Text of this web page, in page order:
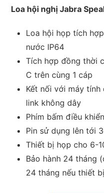
Loa hội nghị Jabra
Loa hội họp tích
nước IP64
Tích hợp đồng thời
C trên cùng 1 cáp
Kết nối với máy
link không dây
Phím bấm điều
Pin sử dụng lên tới
Thiết bị họp cho 6-
Bảo hành 24 tháng
24 tháng nếu thiết